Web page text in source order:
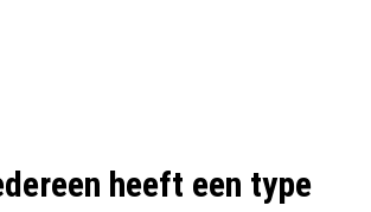
heeft een type